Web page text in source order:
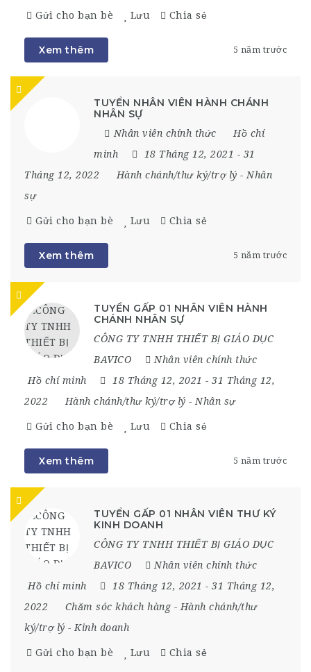
Gửi cho bạn bè Lưu Chia sẻ
Xem thêm 5 năm trước
TUYỂN NHÂN VIÊN HÀNH CHÁNH
NHÂN SỰ
Nhân viên chính thức
Hồ chí
minh
18 Tháng 12, 2021 - 31
Tháng 12, 2022
Hành chánh/thư ký/trợ lý - Nhân
sự
Gửi cho bạn bè Lưu Chia sẻ
Xem thêm 5 năm trước
TUYỂN GẤP 01 NHÂN VIÊN HÀNH
CHÁNH NHÂN SỰ
CÔNG TY TNHH THIẾT BỊ GIÁO DỤC
BAVICO
Nhân viên chính thức
Hồ chí minh
18 Tháng 12, 2021 - 31 Tháng 12,
2022
Hành chánh/thư ký/trợ lý - Nhân sự
Gửi cho bạn bè Lưu Chia sẻ
Xem thêm 5 năm trước
TUYỂN GẤP 01 NHÂN VIÊN THƯ KÝ
KINH DOANH
CÔNG TY TNHH THIẾT BỊ GIÁO DỤC
BAVICO
Nhân viên chính thức
Hồ chí minh
18 Tháng 12, 2021 - 31 Tháng 12,
2022
Chăm sóc khách hàng- Hành chánh/thư
ký/trợ lý - Kinh doanh
Gửi cho bạn bè Lưu Chia sẻ